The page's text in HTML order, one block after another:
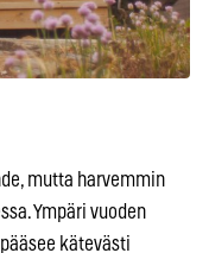
mutta harvemmin
Ympäri vuoden
kätevästi